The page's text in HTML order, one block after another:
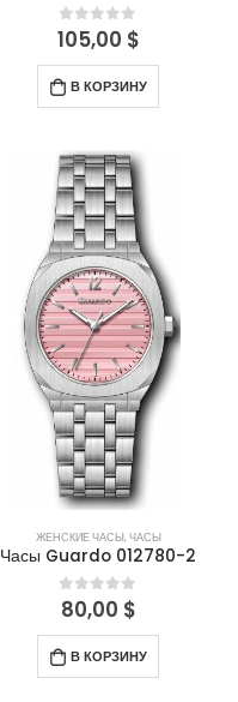
0out of 5
105,00 $
В КОРЗИНУ
ЖЕНСКИЕ ЧАСЫ,ЧАСЫ
Часы Guardo 012780-2
0out of 5
80,00 $
В КОРЗИНУ